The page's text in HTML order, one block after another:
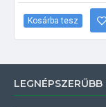
Kosárba tesz
LEGNÉPSZERŰBB